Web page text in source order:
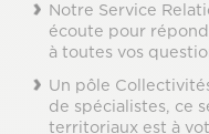
Notre Service
écoute pour
à toutes vos
Un pôle
de spécialistes, ce
territoriaux est à